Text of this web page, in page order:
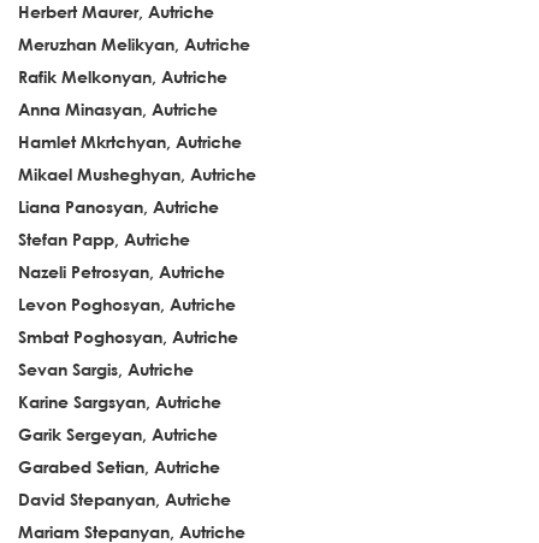
Herbert Maurer, Autriche
Meruzhan Melikyan, Autriche
Rafik Melkonyan, Autriche
Anna Minasyan, Autriche
Hamlet Mkrtchyan, Autriche
Mikael Musheghyan, Autriche
Liana Panosyan, Autriche
Stefan Papp, Autriche
Nazeli Petrosyan, Autriche
Levon Poghosyan, Autriche
Smbat Poghosyan, Autriche
Sevan Sargis, Autriche
Karine Sargsyan, Autriche
Garik Sergeyan, Autriche
Garabed Setian, Autriche
David Stepanyan, Autriche
Mariam Stepanyan, Autriche